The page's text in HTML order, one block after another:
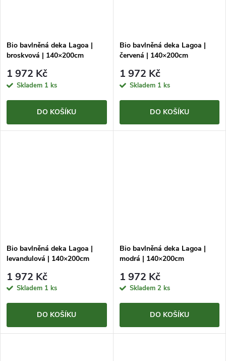
Bio bavlněná deka Lagoa |
broskvová | 140×200cm
1 972 Kč
Skladem 1 ks
DO KOŠÍKU
Bio bavlněná deka Lagoa |
červená | 140×200cm
1 972 Kč
Skladem 1 ks
DO KOŠÍKU
Bio bavlněná deka Lagoa |
levandulová | 140×200cm
1 972 Kč
Skladem 1 ks
DO KOŠÍKU
Bio bavlněná deka Lagoa |
modrá | 140×200cm
1 972 Kč
Skladem 2 ks
DO KOŠÍKU